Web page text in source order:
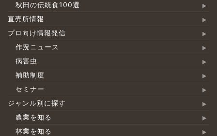
秋田の伝統食100選
直売所情報
プロ向け情報発信
作況ニュース
病害虫
補助制度
セミナー
ジャンル別に探す
農業を知る
林業を知る